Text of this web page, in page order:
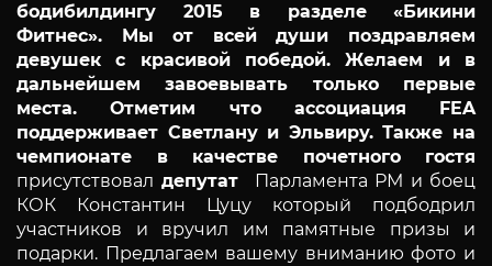
бодибилдингу 2015 в разделе «Бикини
Фитнес». Мы от всей души поздравляем
девушек с красивой победой. Желаем и в
дальнейшем завоевывать только первые
места. Отметим что ассоциация FEA
поддерживает Светлану и Эльвиру. Также на
чемпионате в качестве почетного гостя
присутствовал депутат Парламента РМ и боец
КОК Константин Цуцу который подбодрил
участников и вручил им памятные призы и
подарки. Предлагаем вашему вниманию фото и